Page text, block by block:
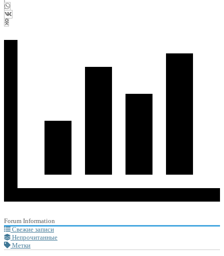
Forum Information
Свежие записи
Непрочитанные
Метки